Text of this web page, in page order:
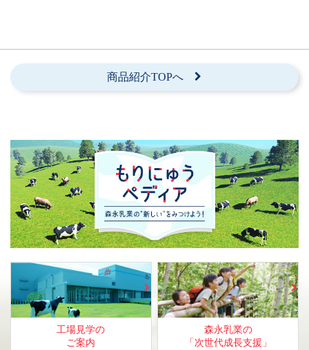
商品紹介TOPへ
工場見学の
ご案内
森永乳業の
「次世代成長支援」